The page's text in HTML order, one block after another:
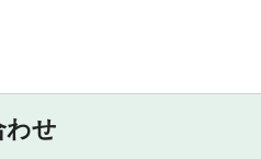
わせ